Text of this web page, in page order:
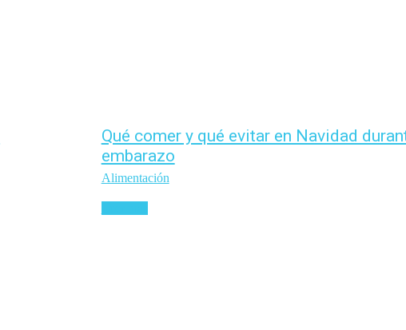
Qué comer y qué evitar en Navidad
embarazo
Alimentación